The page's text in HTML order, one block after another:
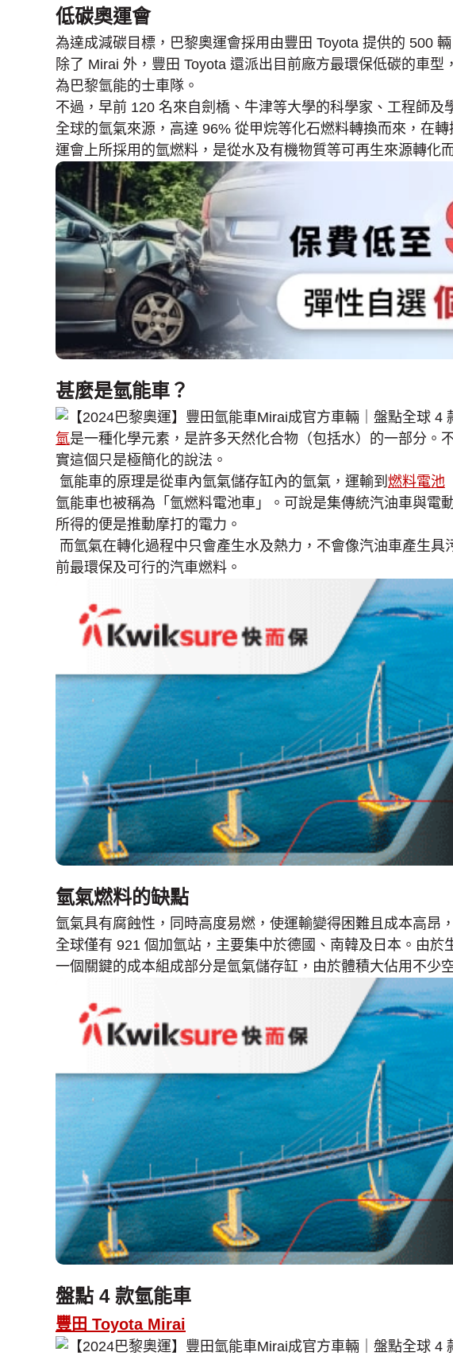
低碳奧運會
為達成減碳目標，巴黎奧運會採用由豐田 Toyota 提供的 500 輛
除了 Mirai 外，豐田 Toyota 還派出目前廠方最環保低碳的車
為巴黎氫能的士車隊。
不過，早前 120 名來自劍橋、牛津等大學的科學家、工程師及
全球的氫氣來源，高達 96% 從甲烷等化石燃料轉換而來，在
運會上所採用的氫燃料，是從水及有機物質等可再生來源轉化
甚麼是氫能車？
氫是一種化學元素，是許多天然化合物（包括水）的一部分。
實這個只是極簡化的說法。
氫能車的原理是從車內氫氣儲存缸內的氫氣，運輸到 燃料電池
氫能車也被稱為「氫燃料電池車」。可說是集傳統汽油車與
所得的便是推動摩打的電力。
而氫氣在轉化過程中只會產生水及熱力，不會像汽油車產生
前最環保及可行的汽車燃料。
氫氣燃料的缺點
氫氣具有腐蝕性，同時高度易燃，使運輸變得困難且成本高昂
全球僅有 921 個加氫站，主要集中於德國、南韓及日本。由
一個關鍵的成本組成部分是氫氣儲存缸，由於體積大佔用不少
盤點 4 款氫能車
豐田 Toyota Mirai